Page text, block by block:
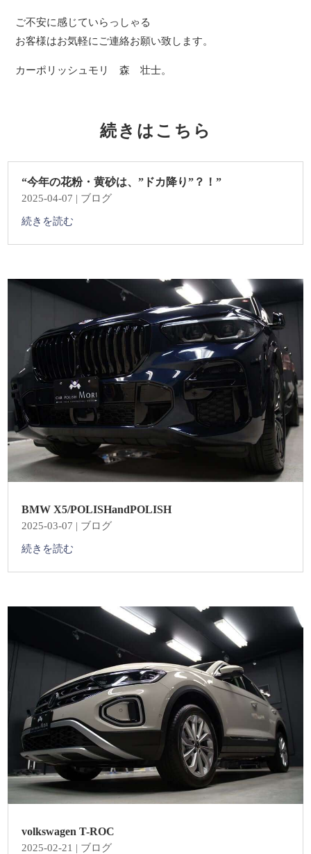
ご不安に感じていらっしゃる
お客様はお気軽にご連絡お願い致します。
カーポリッシュモリ 森 壮士。
続きはこちら
“今年の花粉・黄砂は、”ドカ降り”？！”
2025-04-07 | ブログ
続きを読む
BMW X5/POLISHandPOLISH
2025-03-07 | ブログ
続きを読む
volkswagen T-ROC
2025-02-21 | ブログ